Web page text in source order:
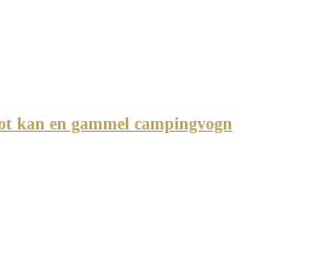
kan en gammel campingvogn